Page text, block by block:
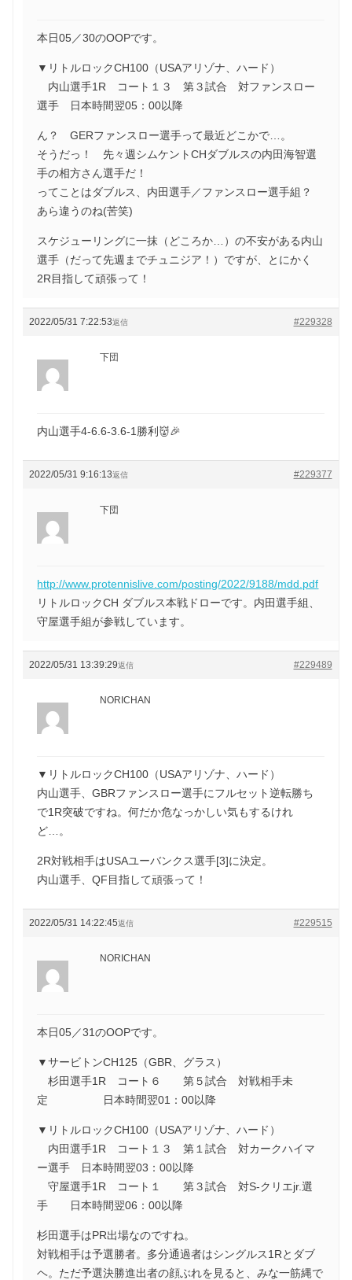
本日05／30のOOPです。
▼リトルロックCH100（USAアリゾナ、ハード）
内山選手1R コート１３ 第３試合 対ファンスロー
選手 日本時間翌05：00以降
ん？ GERファンスロー選手って最近どこかで…。
そうだっ！ 先々週シムケントCHダブルスの内田海智選
手の相方さん選手だ！
ってことはダブルス、内田選手／ファンスロー選手組？
あら違うのね(苦笑)
スケジューリングに一抹（どころか…）の不安がある内山
選手（だって先週までチュニジア！）ですが、とにかく
2R目指して頑張って！
2022/05/31 7:22:53 #229328
返信
下団
内山選手4-6.6-3.6-1勝利👹🎉
2022/05/31 9:16:13 #229377
返信
下団
http://www.protennislive.com/posting/2022/9188/mdd.pdf
リトルロックCH ダブルス本戦ドローです。内田選手組、
守屋選手組が参戦しています。
2022/05/31 13:39:29 #229489
返信
NORICHAN
▼リトルロックCH100（USAアリゾナ、ハード）
内山選手、GBRファンスロー選手にフルセット逆転勝ち
で1R突破ですね。何だか危なっかしい気もするけれ
ど…。
2R対戦相手はUSAユーバンクス選手[3]に決定。
内山選手、QF目指して頑張って！
2022/05/31 14:22:45 #229515
返信
NORICHAN
本日05／31のOOPです。
▼サービトンCH125（GBR、グラス）
杉田選手1R コート６ 第５試合 対戦相手未
定 日本時間翌01：00以降
▼リトルロックCH100（USAアリゾナ、ハード）
内田選手1R コート１３ 第１試合 対カークハイマ
ー選手 日本時間翌03：00以降
守屋選手1R コート１ 第３試合 対S-クリエjr.選
手 日本時間翌06：00以降
杉田選手はPR出場なのですね。
対戦相手は予選勝者。多分通過者はシングルス1Rとダブ
ヘ。ただ予選決勝進出者の顔ぶれを見ると、みな一筋縄で